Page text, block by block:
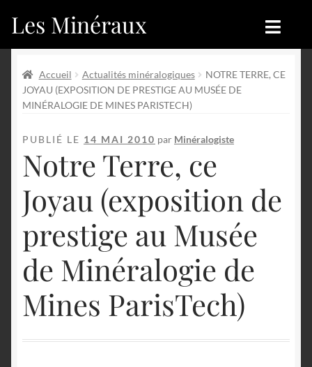
Aller
à
navigation
Aller
au
Les Minéraux
Catégories
Mon compte
Français
English
Boutique
Blog
Achat
Contactez-nous
Sites amis
Accueil Actualités minéralogiques
NOTRE TERRE, CE
JOYAU (EXPOSITION DE PRESTIGE AU MUSÉE DE
MINÉRALOGIE DE MINES PARISTECH)
PUBLIÉ LE 14 MAI 2010 par Minéralogiste
Notre Terre, ce
Joyau (exposition de
prestige au Musée
de Minéralogie de
Mines ParisTech)